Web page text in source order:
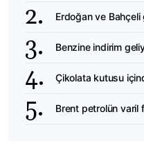
Erdoğan ve
Benzine indirim
Çikolata kutusu
Brent petrolün varil